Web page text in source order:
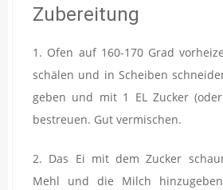
Zubereitung
1. Ofen auf 160-170 Grad
schälen und in Scheiben
geben und mit 1 EL Zucker
bestreuen. Gut vermischen.
2. Das Ei mit dem Zucker
Mehl und die Milch